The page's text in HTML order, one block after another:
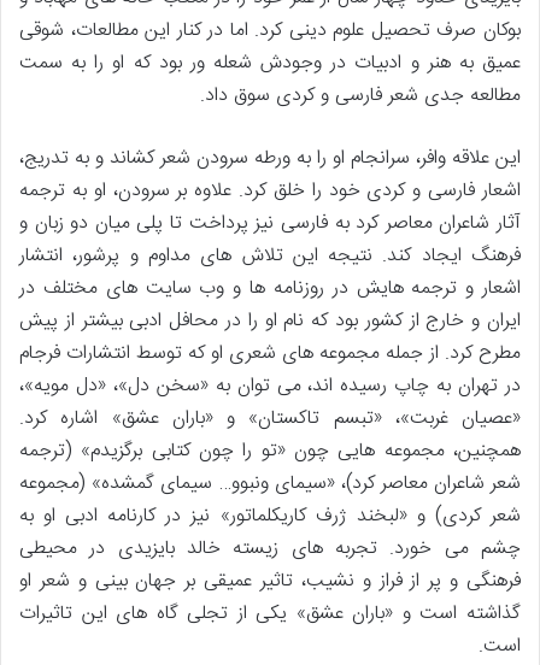
بوکان صرف تحصیل علوم دینی کرد. اما در کنار این مطالعات، شوقی
عمیق به هنر و ادبیات در وجودش شعله ور بود که او را به سمت
مطالعه جدی شعر فارسی و کردی سوق داد.
این علاقه وافر، سرانجام او را به ورطه سرودن شعر کشاند و به تدریج،
اشعار فارسی و کردی خود را خلق کرد. علاوه بر سرودن، او به ترجمه
آثار شاعران معاصر کرد به فارسی نیز پرداخت تا پلی میان دو زبان و
فرهنگ ایجاد کند. نتیجه این تلاش های مداوم و پرشور، انتشار
اشعار و ترجمه هایش در روزنامه ها و وب سایت های مختلف در
ایران و خارج از کشور بود که نام او را در محافل ادبی بیشتر از پیش
مطرح کرد. از جمله مجموعه های شعری او که توسط انتشارات فرجام
در تهران به چاپ رسیده اند، می توان به «سخن دل»، «دل مویه»،
«عصیان غربت»، «تبسم تاکستان» و «باران عشق» اشاره کرد.
همچنین، مجموعه هایی چون «تو را چون کتابی برگزیدم» (ترجمه
شعر شاعران معاصر کرد)، «سیمای ونبوو… سیمای گمشده» (مجموعه
شعر کردی) و «لبخند ژرف کاریکلماتور» نیز در کارنامه ادبی او به
چشم می خورد. تجربه های زیسته خالد بایزیدی در محیطی
فرهنگی و پر از فراز و نشیب، تاثیر عمیقی بر جهان بینی و شعر او
گذاشته است و «باران عشق» یکی از تجلی گاه های این تاثیرات
است.